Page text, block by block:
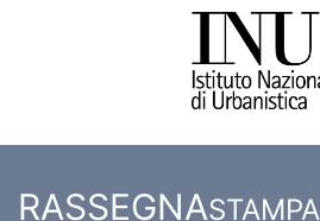
RASSEGNASTAMPA